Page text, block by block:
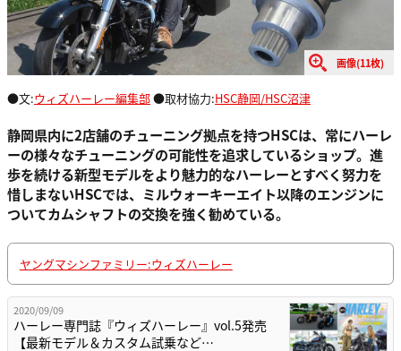
画像(11枚)
●文:ウィズハーレー編集部●取材協力:HSC静岡/HSC沼津
静岡県内に2店舗のチューニング拠点を持つHSCは、常にハーレ
ーの様々なチューニングの可能性を追求しているショップ。進
歩を続ける新型モデルをより魅力的なハーレーとすべく努力を
惜しまないHSCでは、ミルウォーキーエイト以降のエンジンに
ついてカムシャフトの交換を強く勧めている。
ヤングマシンファミリー:ウィズハーレー
2020/09/09
ハーレー専門誌『ウィズハーレー』vol.5発売
【最新モデル＆カスタム試乗など…